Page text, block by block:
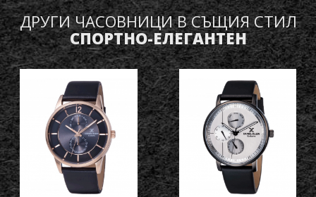
ДРУГИ ЧАСОВНИЦИ В СЪЩИЯ СТИЛ
СПОРТНО-ЕЛЕГАНТЕН